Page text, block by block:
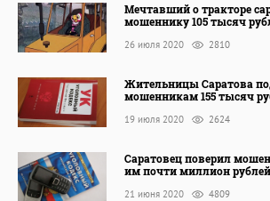
Мечтавший о тракторе
мошеннику 105 тысяч
26 июля 2020 2810
Жительницы Саратова
мошенникам 155 тысяч
19 июля 2020 2624
Саратовец поверил
им почти миллион рублей
21 июня 2020 4809